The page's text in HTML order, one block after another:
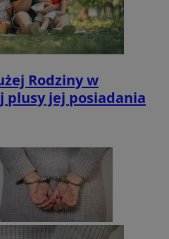
Rodziny w
plusy jej posiadania